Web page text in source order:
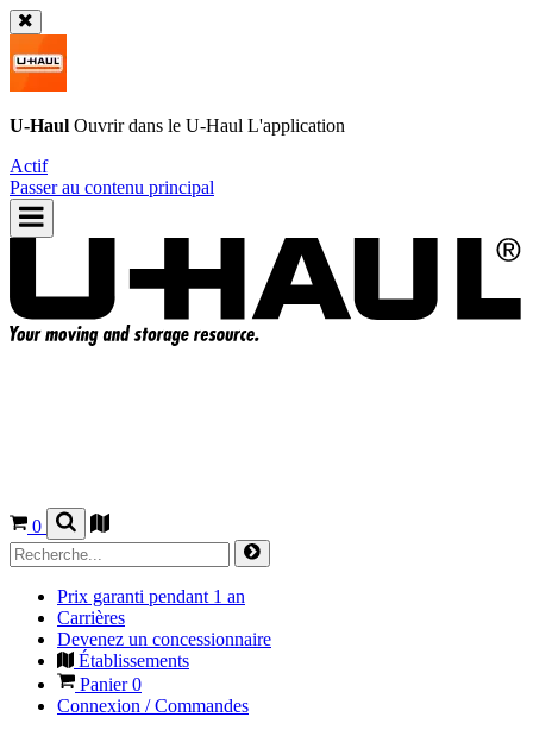
U-Haul Ouvrir dans le U-Haul L'application
Actif
Passer au contenu principal
0
Prix garanti pendant 1 an
Carrières
Devenez un concessionnaire
Établissements
Panier0
Connexion / Commandes